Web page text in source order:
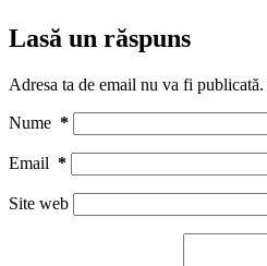
Lasă un răspuns
Adresa ta de email nu va fi publicată.
Nume *
Email *
Site web